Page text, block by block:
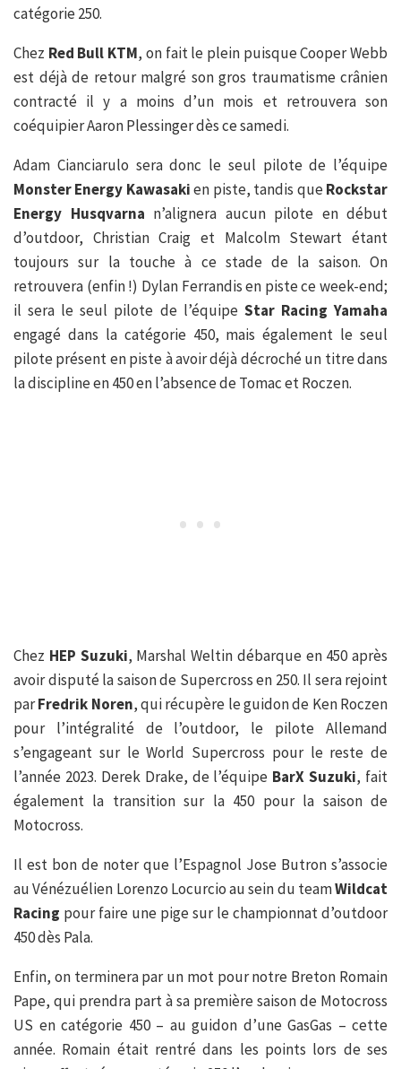
catégorie 250.
Chez Red Bull KTM, on fait le plein puisque Cooper Webb
est déjà de retour malgré son gros traumatisme crânien
contracté il y a moins d’un mois et retrouvera son
coéquipier Aaron Plessinger dès ce samedi.
Adam Cianciarulo sera donc le seul pilote de l’équipe
Monster Energy Kawasakien piste, tandis queRockstar
Energy Husqvarna n’alignera aucun pilote en début
d’outdoor, Christian Craig et Malcolm Stewart étant
toujours sur la touche à ce stade de la saison. On
retrouvera (enfin !) Dylan Ferrandis en piste ce week-end;
il sera le seul pilote de l’équipe Star Racing Yamaha
engagé dans la catégorie 450, mais également le seul
pilote présent en piste à avoir déjà décroché un titre dans
la discipline en 450 en l’absence de Tomac et Roczen.
Chez HEP Suzuki, Marshal Weltin débarque en 450 après
avoir disputé la saison de Supercross en 250. Il sera rejoint
parFredrik Noren, qui récupère le guidon de Ken Roczen
pour l’intégralité de l’outdoor, le pilote Allemand
s’engageant sur le World Supercross pour le reste de
l’année 2023. Derek Drake, de l’équipe BarX Suzuki, fait
également la transition sur la 450 pour la saison de
Motocross.
Il est bon de noter que l’Espagnol Jose Butron s’associe
au Vénézuélien Lorenzo Locurcio au sein du teamWildcat
Racing pour faire une pige sur le championnat d’outdoor
450 dès Pala.
Enfin, on terminera par un mot pour notre Breton Romain
Pape, qui prendra part à sa première saison de Motocross
US en catégorie 450 – au guidon d’une GasGas – cette
année. Romain était rentré dans les points lors de ses